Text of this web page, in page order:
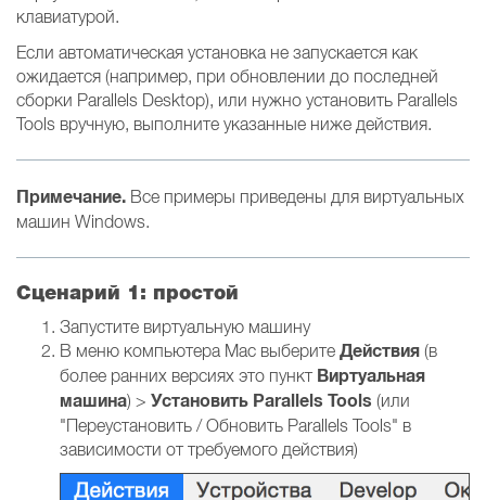
клавиатурой.
Если автоматическая установка не запускается как
ожидается (например, при обновлении до последней
сборки Parallels Desktop), или нужно установить Parallels
Tools вручную, выполните указанные ниже действия.
Примечание. Все примеры приведены для виртуальных
машин Windows.
Сценарий 1: простой
Запустите виртуальную машину
В меню компьютера Mac выберите Действия (в
более ранних версиях это пункт Виртуальная
машина) > Установить Parallels Tools (или
"Переустановить / Обновить Parallels Tools" в
зависимости от требуемого действия)